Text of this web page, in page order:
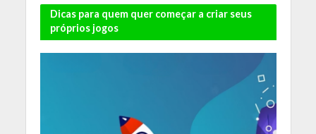
Dicas para quem quer começar a criar seus
próprios jogos